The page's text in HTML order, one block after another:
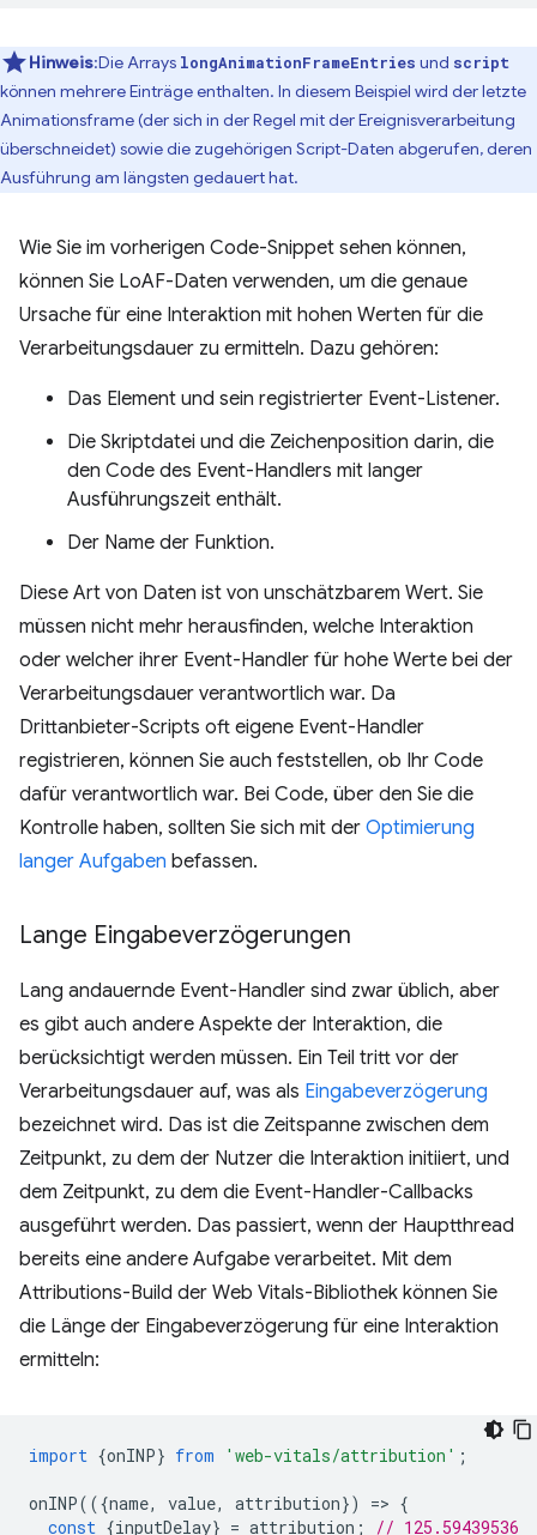
Hinweis:Die Arrays longAnimationFrameEntries und script
können mehrere Einträge enthalten. In diesem Beispiel wird der letzte
Animationsframe (der sich in der Regel mit der Ereignisverarbeitung
überschneidet) sowie die zugehörigen Script-Daten abgerufen, deren
Ausführung am längsten gedauert hat.
Wie Sie im vorherigen Code-Snippet sehen können,
können Sie LoAF-Daten verwenden, um die genaue
Ursache für eine Interaktion mit hohen Werten für die
Verarbeitungsdauer zu ermitteln. Dazu gehören:
Das Element und sein registrierter Event-Listener.
Die Skriptdatei und die Zeichenposition darin, die
den Code des Event-Handlers mit langer
Ausführungszeit enthält.
Der Name der Funktion.
Diese Art von Daten ist von unschätzbarem Wert. Sie
müssen nicht mehr herausfinden, welche Interaktion
oder welcher ihrer Event-Handler für hohe Werte bei der
Verarbeitungsdauer verantwortlich war. Da
Drittanbieter-Scripts oft eigene Event-Handler
registrieren, können Sie auch feststellen, ob Ihr Code
dafür verantwortlich war. Bei Code, über den Sie die
Kontrolle haben, sollten Sie sich mit der Optimierung
langer Aufgaben befassen.
Lange Eingabeverzögerungen
Lang andauernde Event-Handler sind zwar üblich, aber
es gibt auch andere Aspekte der Interaktion, die
berücksichtigt werden müssen. Ein Teil tritt vor der
Verarbeitungsdauer auf, was als Eingabeverzögerung
bezeichnet wird. Das ist die Zeitspanne zwischen dem
Zeitpunkt, zu dem der Nutzer die Interaktion initiiert, und
dem Zeitpunkt, zu dem die Event-Handler-Callbacks
ausgeführt werden. Das passiert, wenn der Hauptthread
bereits eine andere Aufgabe verarbeitet. Mit dem
Attributions-Build der Web Vitals-Bibliothek können Sie
die Länge der Eingabeverzögerung für eine Interaktion
ermitteln:
import {onINP} from 'web-vitals/attribution' ;
onINP(({name, value, attribution}) => {
const {inputDelay} = attribution ;
// 125.59439536